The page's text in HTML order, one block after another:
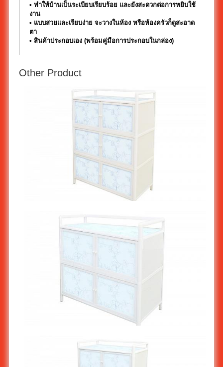
• ทำให้บ้านเป็นระเบียบเรียบร้อย และยังสะดวกต่อการหยิบใช้
งาน
• แบบสวยและเรียบง่าย จะวางในห้อง หรือห้องครัวก็ดูสะอาด
ตา
• สินค้าประกอบเอง (พร้อมคู่มือการประกอบในกล่อง)
Other Product
ตู้อลูมิเนียม 3 ชั้น - ดอกไม้ AL-782/3
ตู้อลูมิเนียม 2 ชั้น - ดอกไม้ AL-782/2